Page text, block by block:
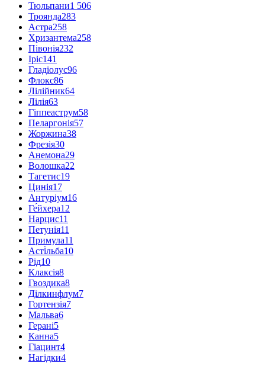
Тюльпани1 506
Троянда283
Астра258
Хризантема258
Півонія232
Іріс141
Гладіолус96
Флокс86
Лілійник64
Лілія63
Гіппеаструм58
Пеларгонія57
Жоржина38
Фрезія30
Анемона29
Волошка22
Тагетис19
Цинія17
Антуріум16
Ге́йхера12
Нарцис11
Петунія11
Примула11
Асті́льба10
Рід10
Клаксія8
Гвоздика8
Ділкинфлум7
Гортензія7
Мальва6
Герані5
Канна5
Гіацинт4
Нагідки4